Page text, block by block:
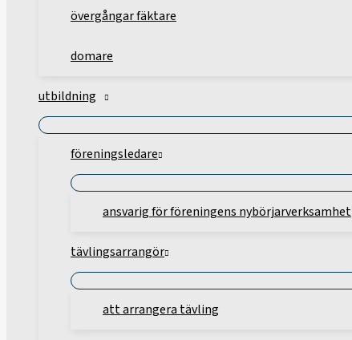
övergångar fäktare
domare
utbildning
föreningsledare
ansvarig för föreningens nybörjarverksamhet
tävlingsarrangör
att arrangera tävling